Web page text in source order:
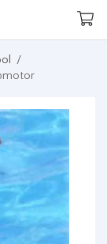
/